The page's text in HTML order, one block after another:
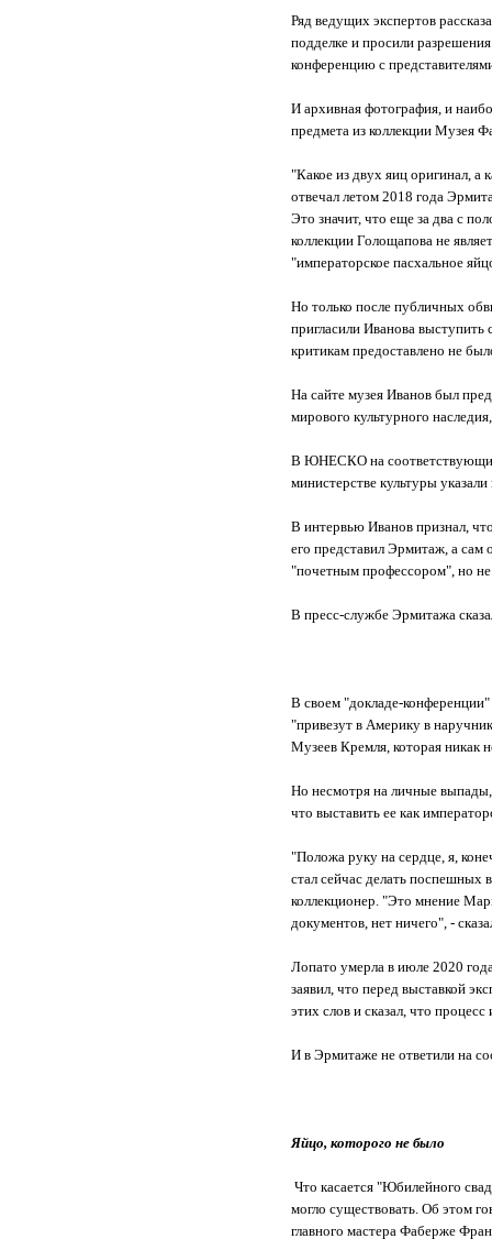
Ряд ведущих экспертов
подделке и просили
конференцию с
И архивная фотография, и
предмета из коллекции Музея
"Какое из двух яиц оригинал, а
отвечал летом 2018 года
Это значит, что еще за два с
коллекции Голощапова не
"императорское пасхальное
Но только после публичных
пригласили Иванова
критикам предоставлено не
На сайте музея Иванов был
мирового культурного
В ЮНЕСКО на соответствующий
министерстве культуры
В интервью Иванов признал,
его представил Эрмитаж, а сам
"почетным профессором", но не
В пресс-службе Эрмитажа
В своем "докладе-
"привезут в Америку в
Музеев Кремля, которая никак
Но несмотря на личные выпады,
что выставить ее как
"Положа руку на сердце, я,
стал сейчас делать поспешных
коллекционер. "Это мнение
документов, нет ничего", -
Лопато умерла в июле 2020
заявил, что перед выставкой
этих слов и сказал, что
И в Эрмитаже не ответили на
Яйцо, которого не было
Что касается "Юбилейного
могло существовать. Об этом
главного мастера Фаберже